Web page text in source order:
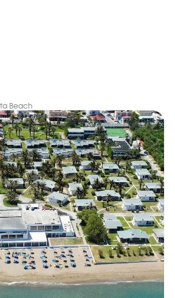
Beach